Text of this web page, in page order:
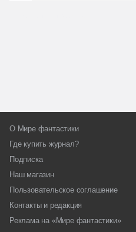
О Мире фантастики
Где купить журнал?
Подписка
Наш магазин
Пользовательское соглашение
Контакты и редакция
Реклама на «Мире фантастики»